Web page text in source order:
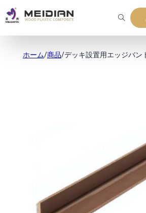
ホーム/商品/デッキ設置用エッジバン